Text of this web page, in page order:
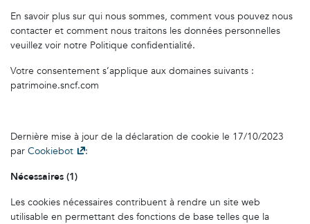
En savoir plus sur qui nous sommes, comment vous pouvez nous
contacter et comment nous traitons les données personnelles
veuillez voir notre Politique confidentialité.
Votre consentement s’applique aux domaines suivants :
patrimoine.sncf.com
Dernière mise à jour de la déclaration de cookie le 17/10/2023
par Cookiebot
:
Nécessaires (1)
Les cookies nécessaires contribuent à rendre un site web
utilisable en permettant des fonctions de base telles que la